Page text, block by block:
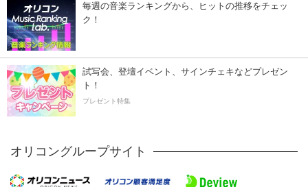
毎週の音楽ランキングから、ヒットの推移をチェッ
ク！
試写会、登壇イベント、サインチェキなどプレゼン
ト！
プレゼント特集
オリコングループサイト